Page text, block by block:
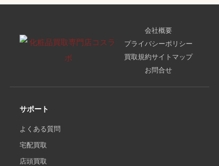
会社概要
プライバシーポリシー
買取規約サイトマップ
お問合せ
サポート
よくある質問
宅配買取
店頭買取